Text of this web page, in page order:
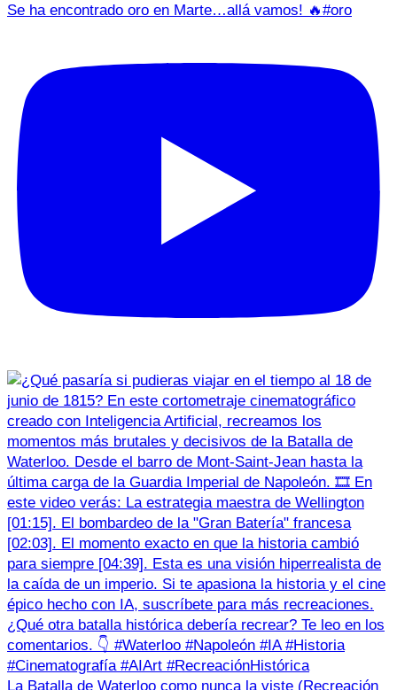
Se ha encontrado oro en Marte…allá vamos! 🔥#oro
La Batalla de Waterloo como nunca la viste (Recreación